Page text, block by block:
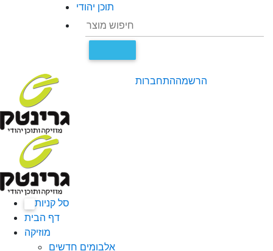
תוכן יהודי
התחברותהרשמה
סל קניות
דף הבית
מוזיקה
אלבומים חדשים